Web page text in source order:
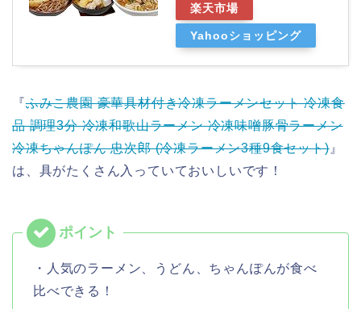
楽天市場
Yahooショッピング
『ふみこ農園 豪華具材付き冷凍ラーメンセット 冷凍食
品 調理3分 冷凍和歌山ラーメン 冷凍味噌豚骨ラーメン
冷凍ちゃんぽん 忠次郎 (冷凍ラーメン3種9食セット)』
は、具がたくさん入っていておいしいです！
・人気のラーメン、うどん、ちゃんぽんが食べ
比べできる！